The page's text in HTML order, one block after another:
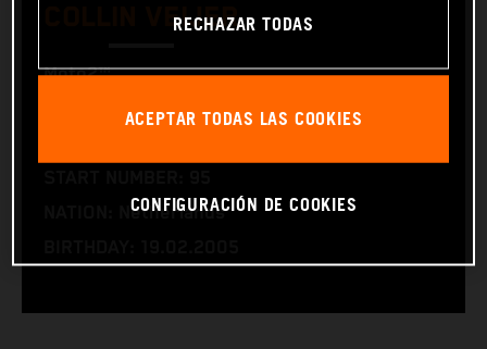
COLLIN VEIJER
Moto2™
NATION: Netherlands
RECHAZAR TODAS
ACEPTAR TODAS LAS COOKIES
CONFIGURACIÓN DE COOKIES